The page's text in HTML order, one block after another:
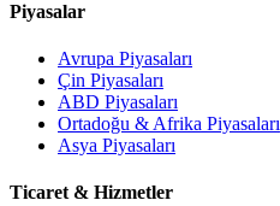
Piyasalar
Avrupa Piyasaları
Çin Piyasaları
ABD Piyasaları
Ortadoğu & Afrika Piyasaları
Asya Piyasaları
Ticaret & Hizmetler